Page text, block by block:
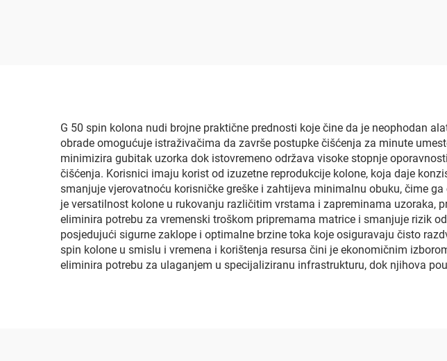
G 50 spin kolona nudi brojne praktične prednosti koje čine da je neophodan
obrade omogućuje istraživačima da završe postupke čišćenja za minute
minimizira gubitak uzorka dok istovremeno održava visoke stopnje
čišćenja. Korisnici imaju korist od izuzetne reprodukcije kolone, koja daje
smanjuje vjerovatnoću korisničke greške i zahtijeva minimalnu obuku, čime
je versatilnost kolone u rukovanju različitim vrstama i zapreminama uzoraka,
eliminira potrebu za vremenski troškom pripremama matrice i smanjuje rizik
posjedujući sigurne zaklope i optimalne brzine toka koje osiguravaju čisto
spin kolone u smislu i vremena i korištenja resursa čini je ekonomičnim
eliminira potrebu za ulaganjem u specijaliziranu infrastrukturu, dok njihova